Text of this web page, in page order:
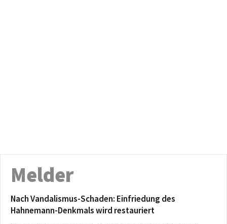
Melder
Nach Vandalismus-Schaden: Einfriedung des
Hahnemann-Denkmals wird restauriert